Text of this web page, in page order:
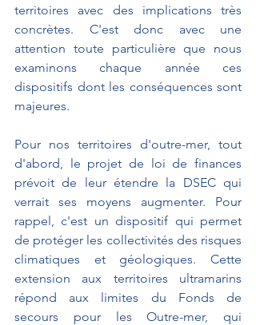
territoires avec des implications très
concrètes. C'est donc avec une
attention toute particulière que nous
examinons chaque année ces
dispositifs dont les conséquences sont
majeures.
Pour nos territoires d'outre-mer, tout
d'abord, le projet de loi de finances
prévoit de leur étendre la DSEC qui
verrait ses moyens augmenter. Pour
rappel, c'est un dispositif qui permet
de protéger les collectivités des risques
climatiques et géologiques. Cette
extension aux territoires ultramarins
répond aux limites du Fonds de
secours pour les Outre-mer, qui